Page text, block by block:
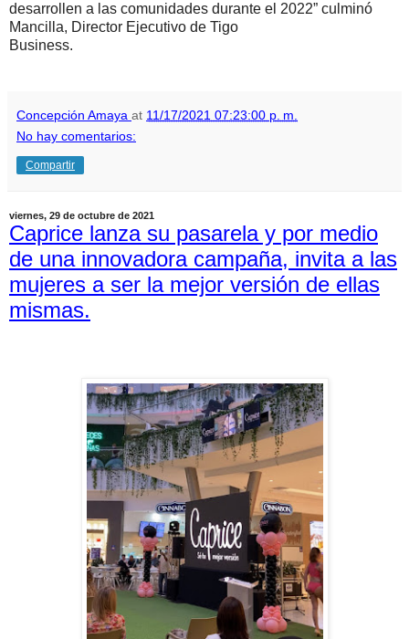
desarrollen a las comunidades durante el 2022” culminó
Mancilla, Director Ejecutivo de Tigo
Business.
Concepción Amaya at 11/17/2021 07:23:00 p. m.
No hay comentarios:
Compartir
viernes, 29 de octubre de 2021
Caprice lanza su pasarela y por medio
de una innovadora campaña, invita a las
mujeres a ser la mejor versión de ellas
mismas.